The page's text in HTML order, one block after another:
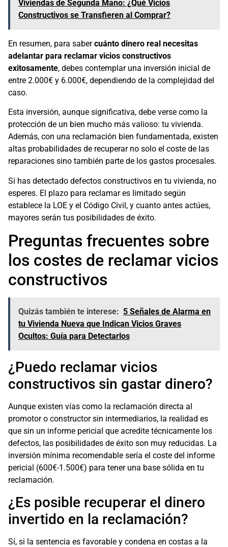
Viviendas de Segunda Mano: ¿Qué Vicios
Constructivos se Transfieren al Comprar?
En resumen, para sabercuánto dinero real necesitas
adelantar para reclamar vicios constructivos
exitosamente, debes contemplar una inversión inicial de
entre 2.000€ y 6.000€, dependiendo de la complejidad del
caso.
Esta inversión, aunque significativa, debe verse como la
protección de un bien mucho más valioso: tu vivienda.
Además, con una reclamación bien fundamentada, existen
altas probabilidades de recuperar no solo el coste de las
reparaciones sino también parte de los gastos procesales.
Si has detectado defectos constructivos en tu vivienda, no
esperes. El plazo para reclamar es limitado según
establece la LOE y el Código Civil, y cuanto antes actúes,
mayores serán tus posibilidades de éxito.
Preguntas frecuentes sobre
los costes de reclamar vicios
constructivos
Quizás también te interese: 5 Señales de Alarma en
tu Vivienda Nueva que Indican Vicios Graves
Ocultos: Guía para Detectarlos
¿Puedo reclamar vicios
constructivos sin gastar dinero?
Aunque existen vías como la reclamación directa al
promotor o constructor sin intermediarios, la realidad es
que sin un informe pericial que acredite técnicamente los
defectos, las posibilidades de éxito son muy reducidas. La
inversión mínima recomendable sería el coste del informe
pericial (600€-1.500€) para tener una base sólida en tu
reclamación.
¿Es posible recuperar el dinero
invertido en la reclamación?
Sí, si la sentencia es favorable y condena en costas a la